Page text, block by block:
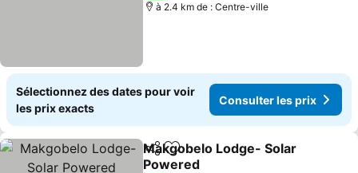
à 2.4 km de : Centre-ville
Sélectionnez des dates pour voir
les prix exacts
Consulter les prix
PartagerAjouter à mes favoris
Makgobelo Lodge- Solar
Powered